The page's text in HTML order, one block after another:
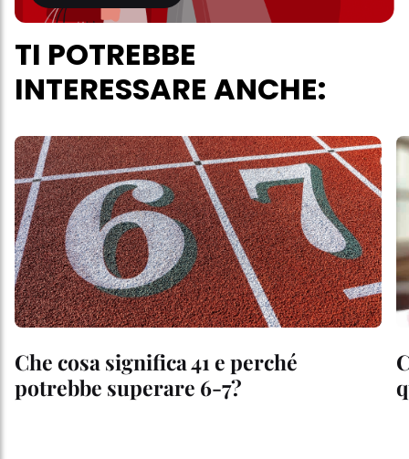
TI POTREBBE
INTERESSARE ANCHE:
Che cosa significa 41 e perché
potrebbe superare 6-7?